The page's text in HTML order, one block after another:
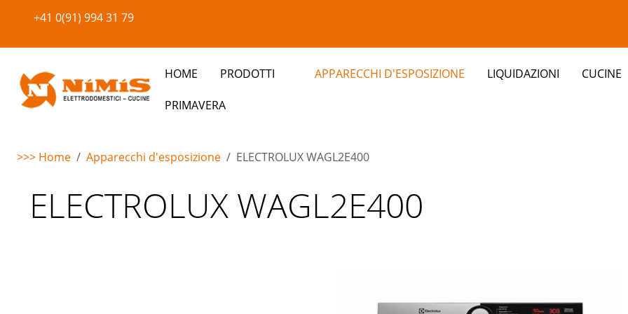
+41 0(91) 994 31 79
HOME PRODOTTI APPARECCHI D'ESPOSIZIONE LIQUIDAZIONI CUCINE
PRIMAVERA
Warning: Undefined property: stdClass::$imglink in/home/clients/0bbf8307db603c8a72ec75c69a21a0a9/web/
>>> Home Apparecchi d'esposizione ELECTROLUX WAGL2E400
ELECTROLUX WAGL2E400